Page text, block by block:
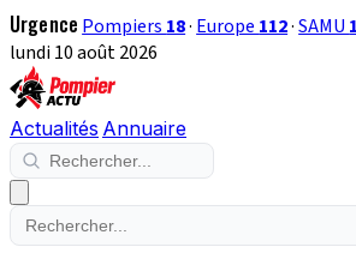
Urgence Pompiers 18· Europe 112·SAMU
lundi 10 août 2026
Actualités Annuaire